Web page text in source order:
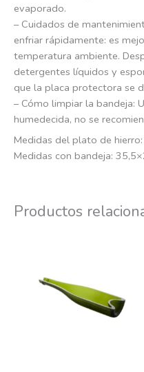
evaporado.
– Cuidados de
enfriar rápidamente: es
temperatura ambiente.
detergentes líquidos y
que la placa protectora se
– Cómo limpiar la bandeja:
humedecida, no se
Medidas del plato de
Medidas con bandeja:
Productos